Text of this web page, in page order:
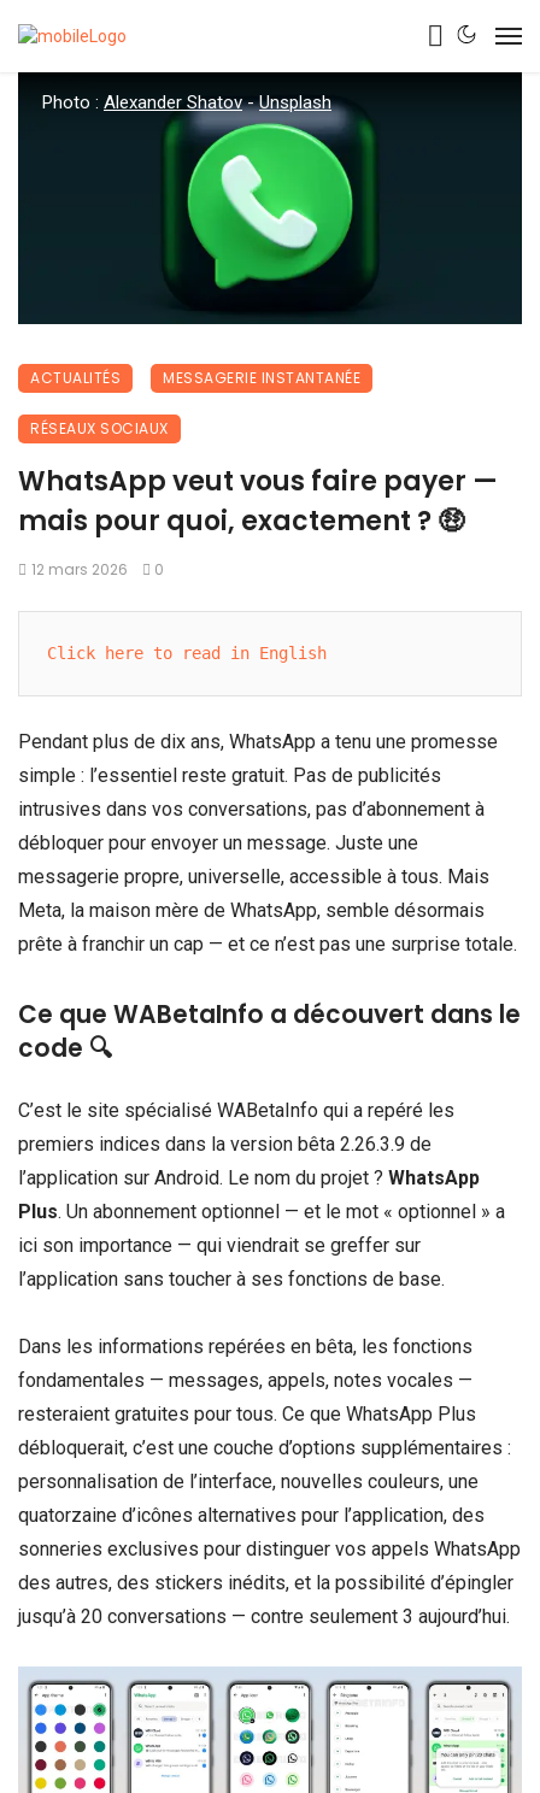
Photo : Alexander Shatov-Unsplash
ACTUALITÉS MESSAGERIE INSTANTANÉE
RÉSEAUX SOCIAUX
WhatsApp veut vous faire payer —
mais pour quoi, exactement ? 🤑
12 mars 2026 0
Click here to read in English
Pendant plus de dix ans, WhatsApp a tenu une promesse
simple : l’essentiel reste gratuit. Pas de publicités
intrusives dans vos conversations, pas d’abonnement à
débloquer pour envoyer un message. Juste une
messagerie propre, universelle, accessible à tous. Mais
Meta, la maison mère de WhatsApp, semble désormais
prête à franchir un cap — et ce n’est pas une surprise totale.
Ce que WABetaInfo a découvert dans le
code 🔍
C’est le site spécialisé WABetaInfo qui a repéré les
premiers indices dans la version bêta 2.26.3.9 de
l’application sur Android. Le nom du projet ? WhatsApp
Plus. Un abonnement optionnel — et le mot « optionnel » a
ici son importance — qui viendrait se greffer sur
l’application sans toucher à ses fonctions de base.
Dans les informations repérées en bêta, les fonctions
fondamentales — messages, appels, notes vocales —
resteraient gratuites pour tous. Ce que WhatsApp Plus
débloquerait, c’est une couche d’options supplémentaires :
personnalisation de l’interface, nouvelles couleurs, une
quatorzaine d’icônes alternatives pour l’application, des
sonneries exclusives pour distinguer vos appels WhatsApp
des autres, des stickers inédits, et la possibilité d’épingler
jusqu’à 20 conversations — contre seulement 3 aujourd’hui.